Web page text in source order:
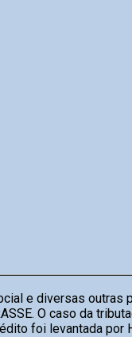
e diversas outras
O caso da
foi levantada por